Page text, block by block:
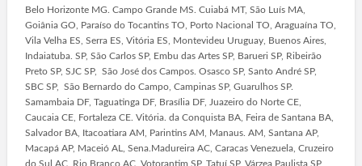
Belo Horizonte MG. Campo Grande MS. Cuiabá MT, São Luís MA,
Goiânia GO, Paraíso do Tocantins TO, Porto Nacional TO, Araguaína TO,
Vila Velha ES, Serra ES, Vitória ES, Montevideu Uruguay, Buenos Aires,
Indaiatuba. SP, São Carlos SP, Embu das Artes SP, Barueri SP, Ribeirão
Preto SP, SJC SP, São José dos Campos. Osasco SP, Santo André SP,
SBC SP, São Bernardo do Campo, Campinas SP, Guarulhos SP.
Samambaia DF, Taguatinga DF, Brasília DF, Juazeiro do Norte CE,
Caucaia CE, Fortaleza CE. Vitória. da Conquista BA, Feira de Santana BA,
Salvador BA, Itacoatiara AM, Parintins AM, Manaus. AM, Santana AP,
Macapá AP, Maceió AL, Sena.Madureira AC, Caracas Venezuela, Cruzeiro
do Sul AC, Rio Branco AC, Votorantim SP, Tatuí SP, Várzea Paulista SP,